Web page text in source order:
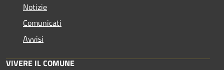
Notizie
Comunicati
Avvisi
VIVERE IL COMUNE